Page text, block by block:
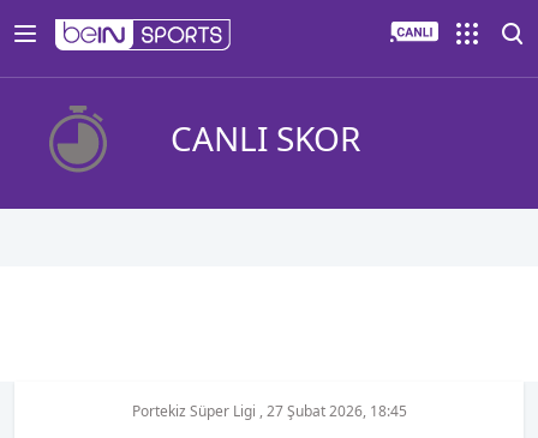
CANLI SKOR
Portekiz Süper Ligi , 27 Şubat 2026, 18:45